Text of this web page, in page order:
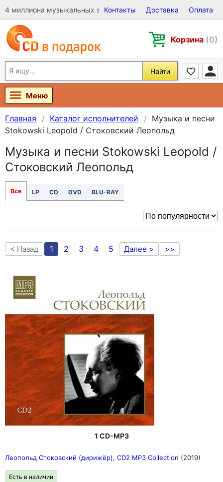
4 миллиона музыкальных записей на Виниле, CD и DVD
Контакты Доставка Оплата
Корзина (0)
Найти
Меню
Главная Каталог исполнителей
Музыка и песни
Stokowski Leopold / Стоковский Леопольд
Музыка и песни Stokowski Leopold /
Стоковский Леопольд
Все LP CD DVD BLU-RAY
< Назад 1 2 3 4 5 Далее > >>
1 CD-MP3
Леопольд Стоковский (дирижёр), CD2 MP3 Collection (2019)
Есть в наличии